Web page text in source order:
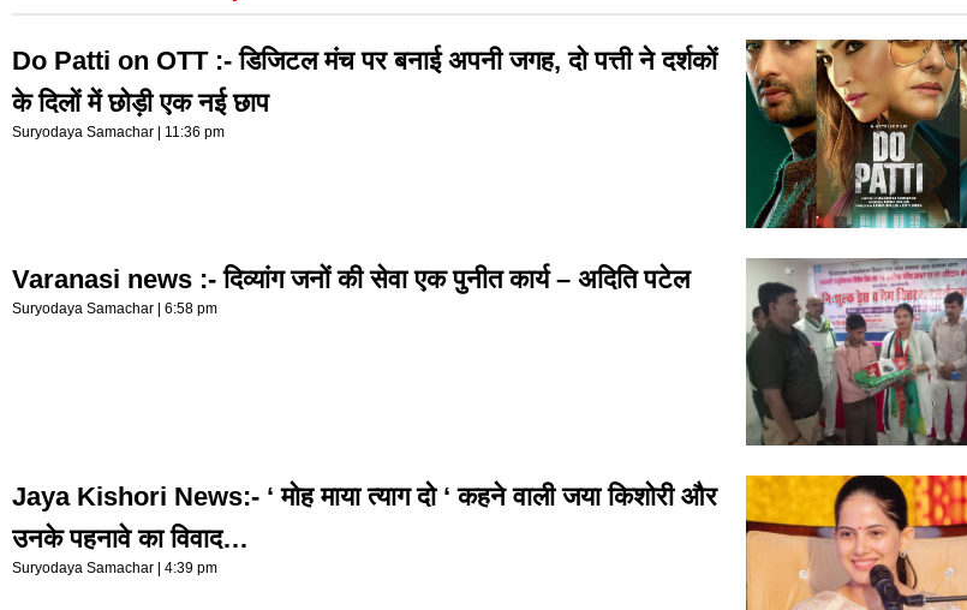
Do Patti on OTT :- डिजिटल मंच पर बनाई अपनी जगह, दो पत्ती ने दर्शकों
के दिलों में छोड़ी एक नई छाप
Suryodaya Samachar 11:36 pm
Varanasi news :- दिव्यांग जनों की सेवा एक पुनीत कार्य – अदिति पटेल
Suryodaya Samachar 6:58 pm
Jaya Kishori News:- ‘ मोह माया त्याग दो ‘ कहने वाली जया किशोरी और
उनके पहनावे का विवाद…
Suryodaya Samachar 4:39 pm